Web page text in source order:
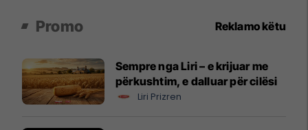
Promo Reklamo këtu
Sempre nga Liri – e krijuar me
përkushtim, e dalluar për cilësi
Liri Prizren